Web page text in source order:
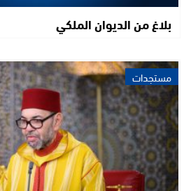
بلاغ من الديوان الملكي
مستجدات